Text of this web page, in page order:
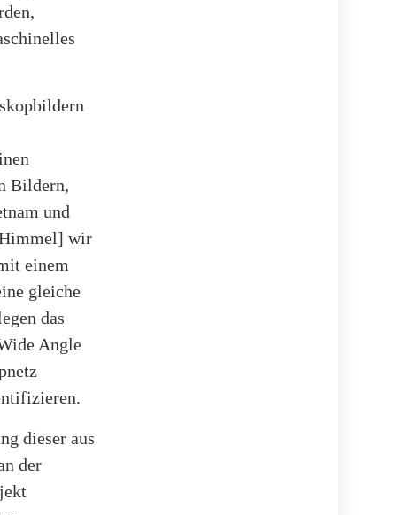
Bildern,
und
Himmel] wir
einem
gleiche
das
Angle
dieser aus
der